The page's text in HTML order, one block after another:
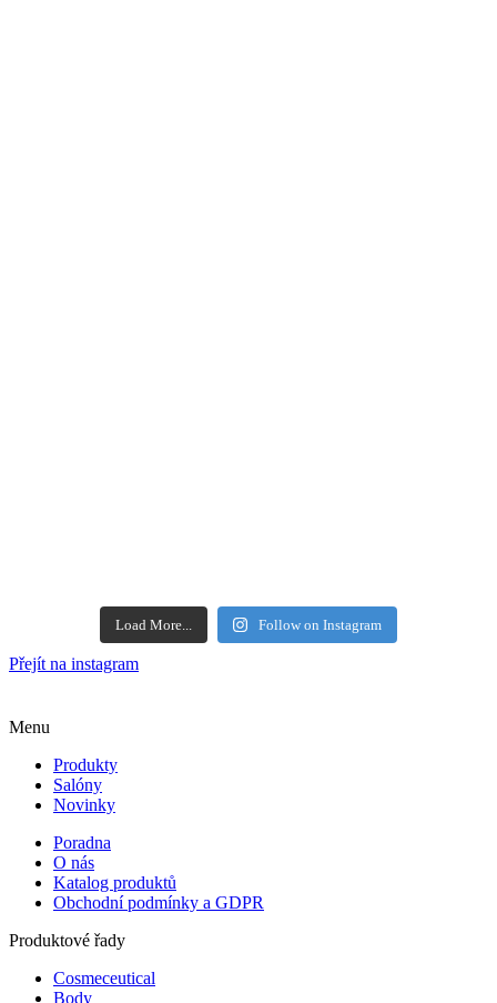
Load More... Follow on Instagram
Přejít na instagram
Menu
Produkty
Salóny
Novinky
Poradna
O nás
Katalog produktů
Obchodní podmínky a GDPR
Produktové řady
Cosmeceutical
Body